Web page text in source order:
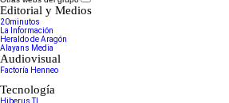
Editorial y Medios
20minutos
La Información
Heraldo de Aragón
Alayans Media
Audiovisual
Factoría Henneo
Tecnología
Hiberus TI